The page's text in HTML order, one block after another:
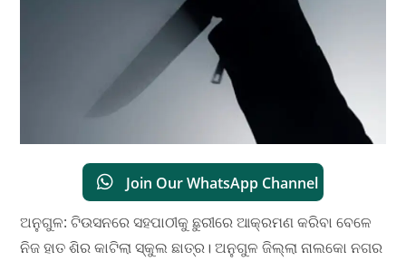
Join Our WhatsApp Channel
ଅନୁଗୁଳ: ଟିଉସନରେ ସହପାଠୀକୁ ଛୁରୀରେ ଆକ୍ରମଣ କରିବା ବେଳେ
ନିଜ ହାତ ଶିର କାଟିଲା ସ୍କୁଲ ଛାତ୍ର। ଅନୁଗୁଳ ଜିଲ୍ଲା ନାଲକୋ ନଗର